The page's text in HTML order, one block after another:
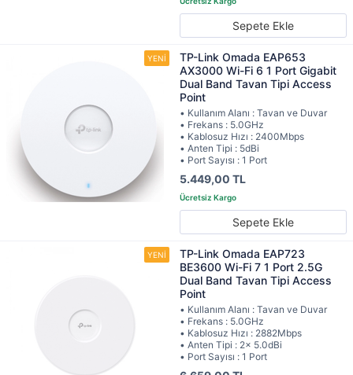
Sepete Ekle
TP-Link Omada EAP653
AX3000 Wi-Fi 6 1 Port Gigabit
Dual Band Tavan Tipi Access
Point
• Kullanım Alanı : Tavan ve Duvar
• Frekans : 5.0GHz
• Kablosuz Hızı : 2400Mbps
• Anten Tipi : 5dBi
• Port Sayısı : 1 Port
5.449,00 TL
Sepete Ekle
TP-Link Omada EAP723
BE3600 Wi-Fi 7 1 Port 2.5G
Dual Band Tavan Tipi Access
Point
• Kullanım Alanı : Tavan ve Duvar
• Frekans : 5.0GHz
• Kablosuz Hızı : 2882Mbps
• Anten Tipi : 2× 5.0dBi
• Port Sayısı : 1 Port